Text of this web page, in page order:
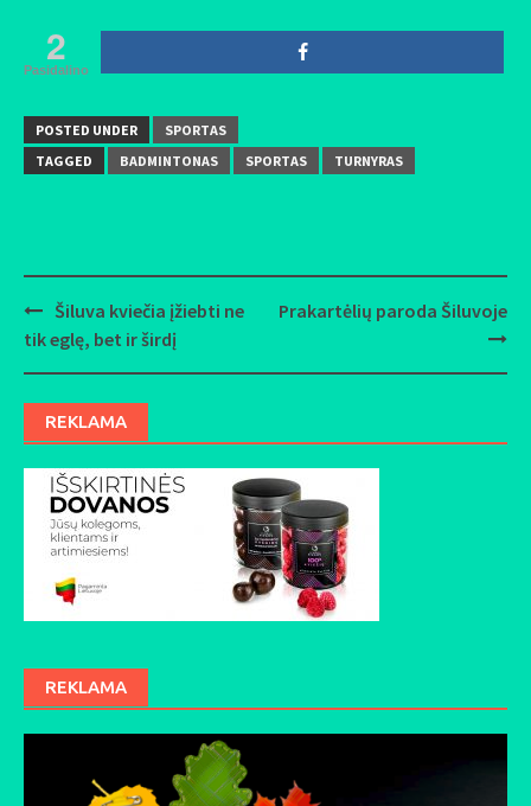
2
Pasidalino
POSTED UNDER
SPORTAS
TAGGED
BADMINTONAS SPORTAS TURNYRAS
Post
navigation
Šiluva kviečia įžiebti ne
tik eglę, bet ir širdį
Prakartėlių paroda Šiluvoje
REKLAMA
REKLAMA